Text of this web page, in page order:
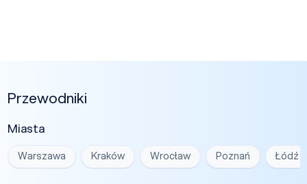
Przewodniki
Miasta
Warszawa Kraków Wrocław Poznań Łódź